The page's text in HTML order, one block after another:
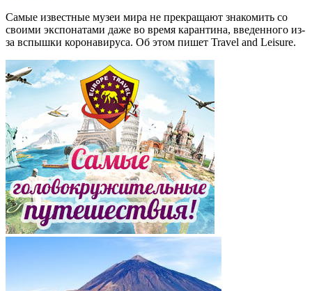
Самые известные музеи мира не прекращают знакомить со
своими экспонатами даже во время карантина, введенного из-
за вспышки коронавируса. Об этом пишет Travel and Leisure.